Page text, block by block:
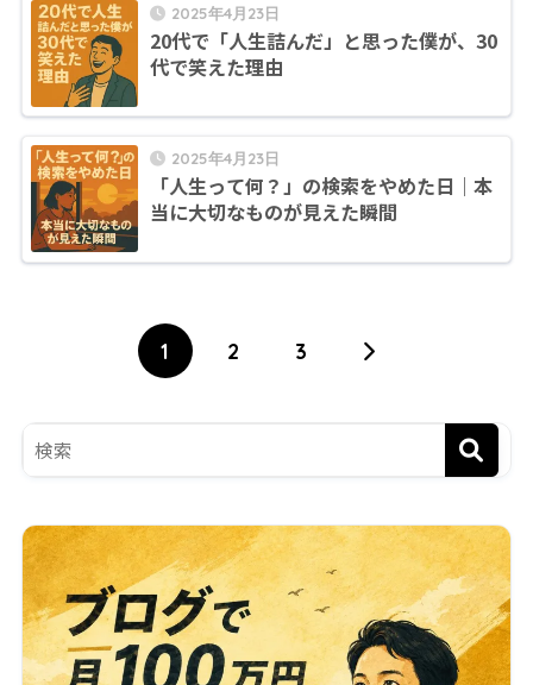
2025年4月23日
20代で「人生詰んだ」と思った僕が、30
代で笑えた理由
2025年4月23日
「人生って何？」の検索をやめた日｜本
当に大切なものが見えた瞬間
1 2 3